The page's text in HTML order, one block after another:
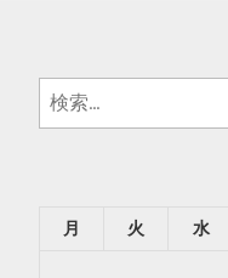
検
索:
月
火 水